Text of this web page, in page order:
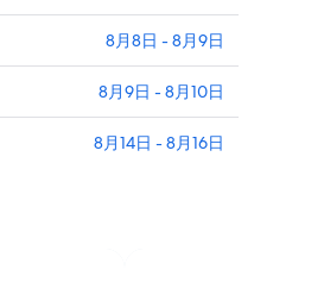
8月8日 - 8月9日
8月9日 - 8月10日
8月14日 - 8月16日